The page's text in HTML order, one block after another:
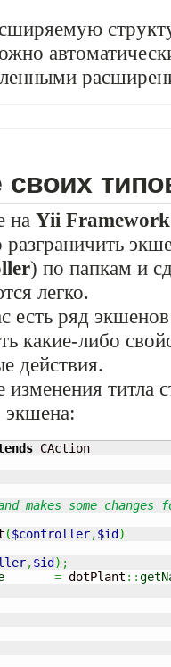
на Yii Framework
разграничить
) по папкам и
легко.
есть ряд
какие-либо
действия.
титла
экшена:
CAction
makes some changes
($controller,$id )
,$id ) ;
= dotPlant ::